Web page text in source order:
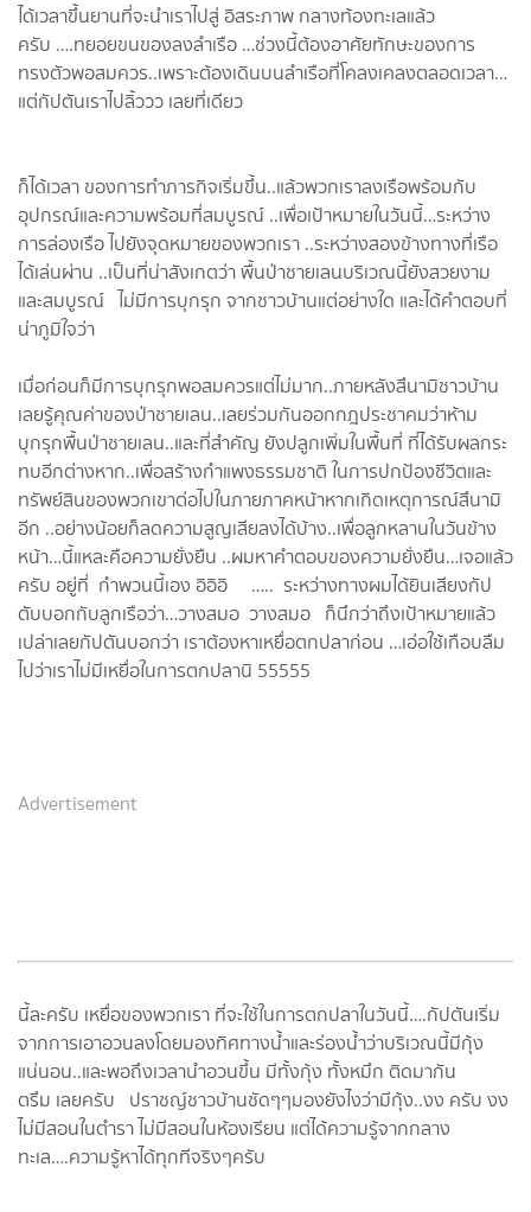
ได้เวลาขึ้นยานที่จะนำเราไปสู่ อิสระภาพ กลางท้องทะเลแล้ว
ครับ ….ทยอยขนของลงลำเรือ …ช่วงนี้ต้องอาศัยทักษะของการ
ทรงตัวพอสมควร..เพราะต้องเดินบนลำเรือที่โคลงเคลงตลอดเวลา…
แต่กัปตันเราไปลิ้ววว เลยที่เดียว
ก็ได้เวลา ของการทำภารกิจเริ่มขึ้น..แล้วพวกเราลงเรือพร้อมกับ
อุปกรณ์และความพร้อมที่สมบูรณ์ ..เพื่อเป้าหมายในวันนี้…ระหว่าง
การล่องเรือ ไปยังจุดหมายของพวกเรา ..ระหว่างสองข้างทางที่เรือ
ได้เล่นผ่าน ..เป็นที่น่าสังเกตว่า พื้นป่าชายเลนบริเวณนี้ยังสวยงาม
และสมบูรณ์ ไม่มีการบุกรุก จากชาวบ้านแต่อย่างใด และได้คำตอบที่
น่าภูมิใจว่า
เมื่อก่อนก็มีการบุกรุกพอสมควรแต่ไม่มาก..ภายหลังสึนามิชาวบ้าน
เลยรู้คุณค่าของป่าชายเลน..เลยร่วมกันออกกฎประชาคมว่าห้าม
บุกรุกพื้นป่าชายเลน..และที่สำคัญ ยังปลูกเพิ่มในพื้นที่ ที่ได้รับผลกระ
ทบอีกต่างหาก..เพื่อสร้างกำแพงธรรมชาติ ในการปกป้องชีวิตและ
ทรัพย์สินของพวกเขาต่อไปในภายภาคหน้าหากเกิดเหตุการณ์สึนามิ
อีก ..อย่างน้อยก็ลดความสูญเสียลงได้บ้าง..เพื่อลูกหลานในวันข้าง
หน้า…นี้แหละคือความยั่งยืน ..ผมหาคำตอบของความยั่งยืน…เจอแล้ว
ครับ อยู่ที่ กำพวนนี้เอง อิอิอิ ….. ระหว่างทางผมได้ยินเสียงกัป
ตับบอกกับลูกเรือว่า…วางสมอ วางสมอ ก็นึกว่าถึงเป้าหมายแล้ว
เปล่าเลยกัปตันบอกว่า เราต้องหาเหยื่อตกปลาก่อน …เอ่อใช้เกือบลืม
ไปว่าเราไม่มีเหยื่อในการตกปลานิ 55555
Advertisement
นี้ละครับ เหยื่อของพวกเรา ที่จะใช้ในการตกปลาในวันนี้….กัปตันเริ่ม
จากการเอาอวนลงโดยมองทิศทางน้ำและร่องน้ำว่าบริเวณนี้มีกุ้ง
แน่นอน..และพอถึงเวลานำอวนขึ้น มีทั้งกุ้ง ทั้งหมึก ติดมากัน
ตรึม เลยครับ ปราชญ์ชาวบ้านชัดๆๆมองยังไงว่ามีกุ้ง..งง ครับ งง
ไม่มีสอนในตำรา ไม่มีสอนในห้องเรียน แต่ได้ความรู้จากกลาง
ทะเล….ความรู้หาได้ทุกทีจริงๆครับ